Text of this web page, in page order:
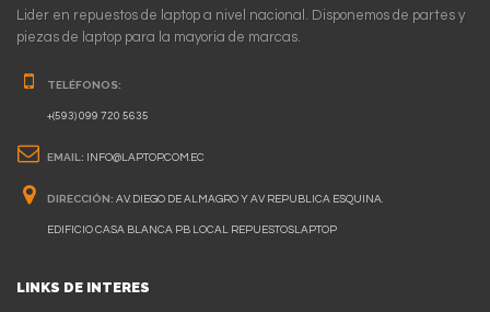
Lider en repuestos de laptop a nivel nacional. Disponemos de partes y
piezas de laptop para la mayoria de marcas.
TELÉFONOS:
+(593) 099 720 5635
EMAIL: INFO@LAPTOP.COM.EC
DIRECCIÓN: AV. DIEGO DE ALMAGRO Y AV REPUBLICA ESQUINA.
EDIFICIO CASA BLANCA PB LOCAL REPUESTOSLAPTOP
LINKS DE INTERES